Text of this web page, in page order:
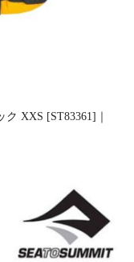
XXS [ST83361]｜